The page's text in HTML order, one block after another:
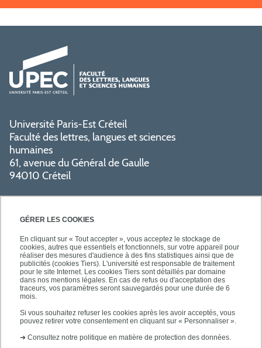
GÉRER LES COOKIES
En cliquant sur « Tout accepter », vous acceptez le stockage de
cookies, autres que essentiels et fonctionnels, sur votre appareil pour
réaliser des mesures d'audience à des fins statistiques ainsi que de
publicités (cookies Tiers). L'université est responsable de traitement
pour le site Internet. Les cookies Tiers sont détaillés par domaine
dans nos mentions légales. En cas de refus ou d'acceptation des
traceurs, vos paramètres seront sauvegardés pour une durée de 6
mois.
Si vous souhaitez refuser les cookies après les avoir acceptés, vous
pouvez retirer votre consentement en cliquant sur « Personnaliser ».
➜ Consultez notre politique en matière de protection des données.
Université Paris-Est Créteil
Faculté des lettres, langues et sciences
humaines
61, avenue du Général de Gaulle
94010 Créteil
PRATIQUE
NOS FORMATIONS